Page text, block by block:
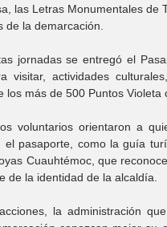
las Letras Monumentales de
de la demarcación.
jornadas se entregó el
visitar, actividades
los más de 500 Puntos
voluntarios orientaron a
el pasaporte, como la guía
Cuauhtémoc, que
de la identidad de la alcaldía.
la administración